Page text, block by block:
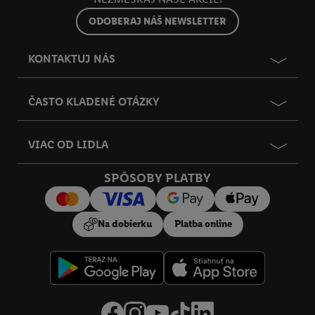
ODOBERAJ NÁŠ NEWSLETTER
KONTAKTUJ NÁS
ČASTO KLADENÉ OTÁZKY
VIAC OD LIDLA
SPÔSOBY PLATBY
Na dobierku Platba online
do budúcnosti nájdete v našichzásadách ochrany osobných
Imprint nájdete tu.